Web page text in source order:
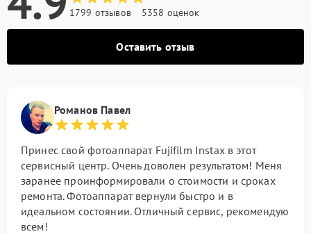
1799 отзывов 5358 оценок
Оставить отзыв
Романов Павел
Принес свой фотоаппарат Fujifilm Instax в этот
сервисный центр. Очень доволен результатом! Меня
заранее проинформировали о стоимости и сроках
ремонта. Фотоаппарат вернули быстро и в
идеальном состоянии. Отличный сервис, рекомендую
всем!